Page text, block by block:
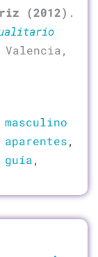
(2012) .
,
guía,